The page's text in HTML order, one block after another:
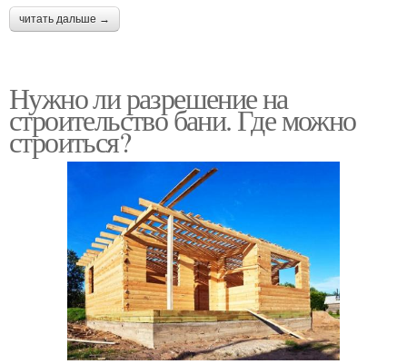
читать дальше →
Нужно ли разрешение на
строительство бани. Где можно
строиться?